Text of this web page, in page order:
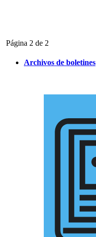
Ir
Página 2 de 2
Archivos de boletines